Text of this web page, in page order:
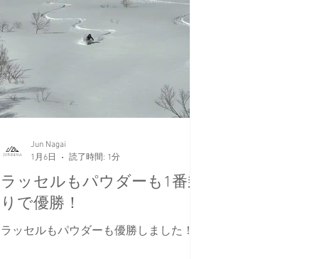
し、やっぱりまだ藪は全然埋まっていな
かった。 途中スノーブリッジを渡った
り、藪と藪の間をすり抜けたりなアドベ
ンチャー。 こんなの1人では絶対やらな
いよねっていう経験を体験。 一生やら
ない人の方が圧倒的多数ですけど。 本
当にお疲れさまでした～！ RINA
ラッセルもパウダーも1番乗
りで優勝！
ラッセルもパウダーも優勝しました！
Jun Nagai
1月6日
読了時間: 1分